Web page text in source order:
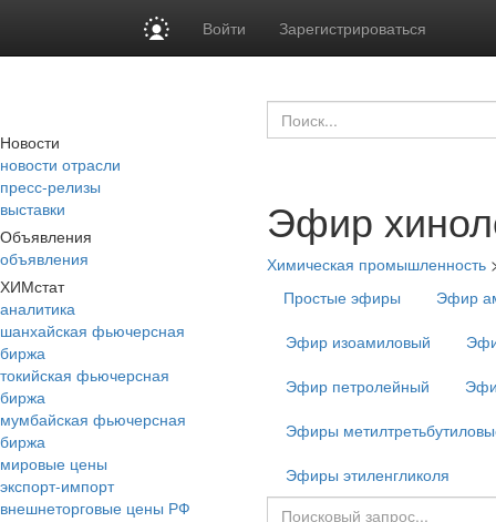
Войти Зарегистрироваться
Новости
новости отрасли
пресс-релизы
выставки
Объявления
объявления
ХИМстат
аналитика
шанхайская фьючерсная
биржа
токийская фьючерсная
биржа
мумбайская фьючерсная
биржа
мировые цены
экспорт-импорт
внешнеторговые цены РФ
Эфир
Химическая промышленность
Простые эфиры
Эфир
Эфир изоамиловый
Эфир петролейный
Эфиры
Эфиры этиленгликоля